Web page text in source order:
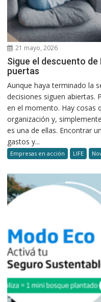
21 mayo, 2026
Sigue el descuento
puertas
Aunque haya terminado la
decisiones siguen
en el momento. Hay cosas
organización y,
es una de ellas. Encontrar
gastos y...
Empresas en acción LIFE